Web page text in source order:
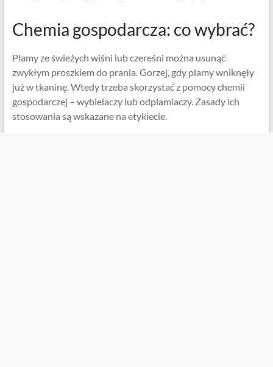
Chemia gospodarcza: co wybrać?
Plamy ze świeżych wiśni lub czereśni można usunąć
zwykłym proszkiem do prania. Gorzej, gdy plamy wniknęły
już w tkaninę. Wtedy trzeba skorzystać z pomocy chemii
gospodarczej – wybielaczy lub odplamiaczy. Zasady ich
stosowania są wskazane na etykiecie.